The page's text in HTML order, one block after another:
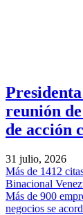
reunión
de acción
31 julio, 2026
Más de 1412
Binacional
Más de 900
negocios se